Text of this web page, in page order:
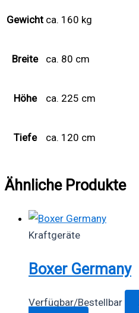
Gewicht ca. 160 kg
Breite ca. 80 cm
Höhe ca. 225 cm
Tiefe ca. 120 cm
Ähnliche Produkte
Kraftgeräte
Boxer Germany
Verfügbar/Bestellbar